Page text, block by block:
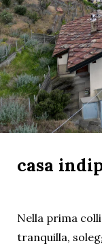
casa
Nella prima
tranquilla,